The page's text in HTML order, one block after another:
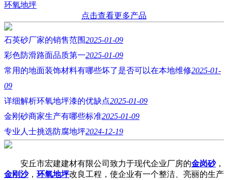
环氧地坪
点击查看更多产品
石英砂厂家的销售范围2025-01-09
彩色防滑路面品质第一2025-01-09
常用的地面装饰材料有哪些坏了是否可以在本地维修2025-01-
09
详细解析环氧地坪漆的优缺点2025-01-09
金刚砂商家生产有哪些标准2025-01-09
专业人士挑选防腐地坪2024-12-19
安丘市宏建建材有限公司致力于现代企业厂房的金岗砂，
金刚沙， 环氧地坪改良工程，使企业有一个整洁、亮丽的生产